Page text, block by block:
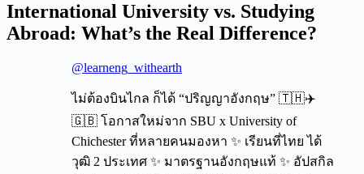
International University vs. Studying
Abroad: What’s the Real Difference?
@learneng_withearth
ไม่ต้องบินไกล ก็ได้ “ปริญญาอังกฤษ” 🇹🇭✈️
🇬🇧 โอกาสใหม่จาก SBU x University of
Chichester ที่หลายคนมองหา ✨ เรียนที่ไทย ได้
วุฒิ 2 ประเทศ ✨ มาตรฐานอังกฤษแท้ ✨ อัปสกิล